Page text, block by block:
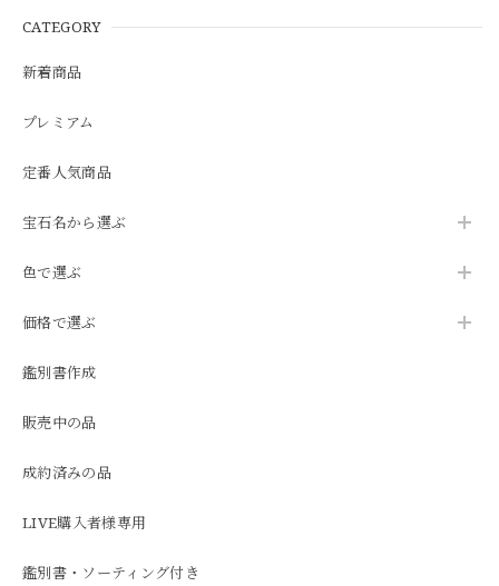
CATEGORY
新着商品
プレミアム
定番人気商品
宝石名から選ぶ
色で選ぶ
価格で選ぶ
鑑別書作成
販売中の品
成約済みの品
LIVE購入者様専用
鑑別書・ソーティング付き